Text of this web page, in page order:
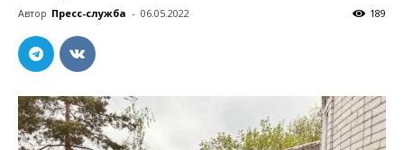
Автор Пресс-служба - 06.05.2022 189